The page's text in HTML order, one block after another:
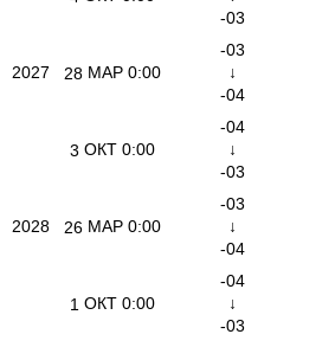
-03
2027 28 МАР 0:00
-03
↓
-04
3 ОКТ 0:00
-04
↓
-03
2028 26 МАР 0:00
-03
↓
-04
1 ОКТ 0:00
-04
↓
-03